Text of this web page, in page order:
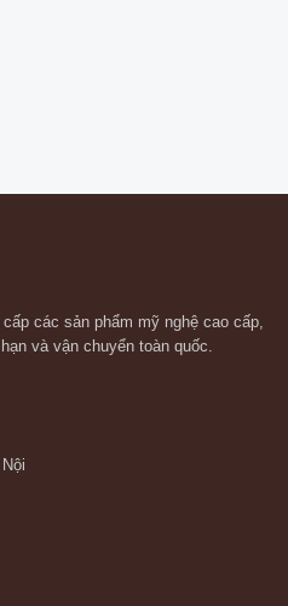
các sản phẩm mỹ nghệ cao cấp,
và vận chuyển toàn quốc.